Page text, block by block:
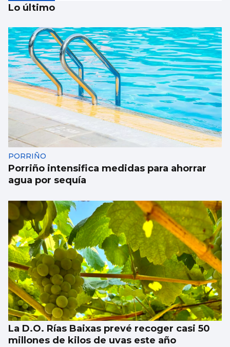
EUROPEO SUB-18
La España de Sandra Martínez arrasa a
Croacia en los octavos
Lo último
PORRIÑO
Porriño intensifica medidas para ahorrar
agua por sequía
La D.O. Rías Baixas prevé recoger casi 50
millones de kilos de uvas este año